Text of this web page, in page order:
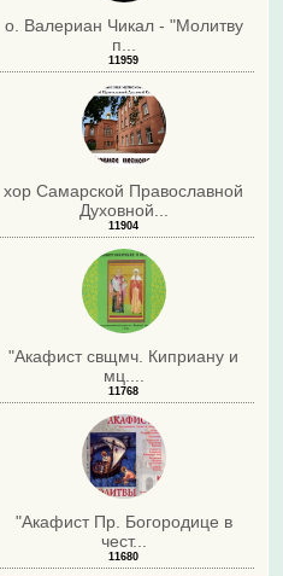
о. Валериан Чикал - "Молитву
п...
11959
хор Самарской Православной
Духовной...
11904
"Акафист свщмч. Киприану и
мц....
11768
"Акафист Пр. Богородице в
чест...
11680